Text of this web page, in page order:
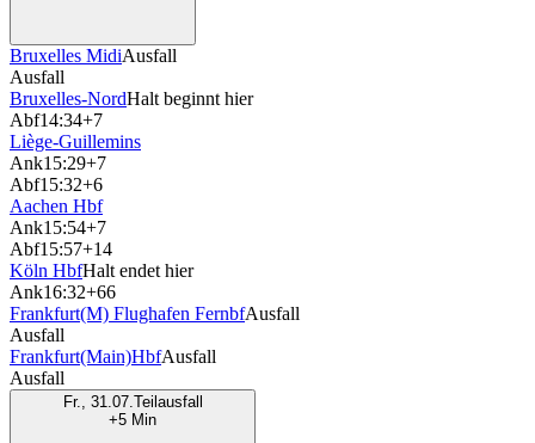
Bruxelles MidiAusfall
Ausfall
Bruxelles-NordHalt beginnt hier
Abf14:34+7
Liège-Guillemins
Ank15:29+7
Abf15:32+6
Aachen Hbf
Ank15:54+7
Abf15:57+14
Köln HbfHalt endet hier
Ank16:32+66
Frankfurt(M) Flughafen FernbfAusfall
Ausfall
Frankfurt(Main)HbfAusfall
Ausfall
Fr., 31.07.Teilausfall
+5 Min